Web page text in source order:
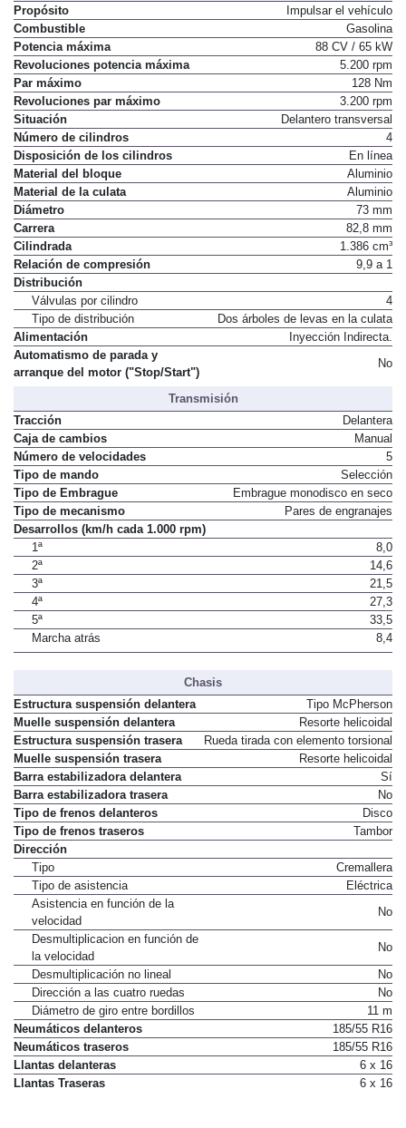
Propósito
Impulsar el vehículo
Combustible
Gasolina
Potencia máxima
88 CV / 65 kW
Revoluciones potencia máxima
5.200 rpm
Par máximo
128 Nm
Revoluciones par máximo
3.200 rpm
Situación
Delantero transversal
Número de cilindros
4
Disposición de los cilindros
En línea
Material del bloque
Aluminio
Material de la culata
Aluminio
Diámetro
73 mm
Carrera
82,8 mm
Cilindrada
1.386 cm³
Relación de compresión
9,9 a 1
Distribución
Válvulas por cilindro
4
Tipo de distribución
Dos árboles de levas en la culata
Alimentación
Inyección Indirecta.
Automatismo de parada y
arranque del motor ("Stop/Start")
No
Transmisión
Tracción
Delantera
Caja de cambios
Manual
Número de velocidades
5
Tipo de mando
Selección
Tipo de Embrague
Embrague monodisco en seco
Tipo de mecanismo
Pares de engranajes
Desarrollos (km/h cada 1.000 rpm)
1ª
8,0
2ª
14,6
3ª
21,5
4ª
27,3
5ª
33,5
Marcha atrás
8,4
Chasis
Estructura suspensión delantera
Tipo McPherson
Muelle suspensión delantera
Resorte helicoidal
Estructura suspensión trasera
Rueda tirada con elemento torsional
Muelle suspensión trasera
Resorte helicoidal
Barra estabilizadora delantera
Sí
Barra estabilizadora trasera
No
Tipo de frenos delanteros
Disco
Tipo de frenos traseros
Tambor
Dirección
Tipo
Cremallera
Tipo de asistencia
Eléctrica
Asistencia en función de la
velocidad
No
Desmultiplicacion en función de
la velocidad
No
Desmultiplicación no lineal
No
Dirección a las cuatro ruedas
No
Diámetro de giro entre bordillos
11 m
Neumáticos delanteros
185/55 R16
Neumáticos traseros
185/55 R16
Llantas delanteras
6 x 16
Llantas Traseras
6 x 16